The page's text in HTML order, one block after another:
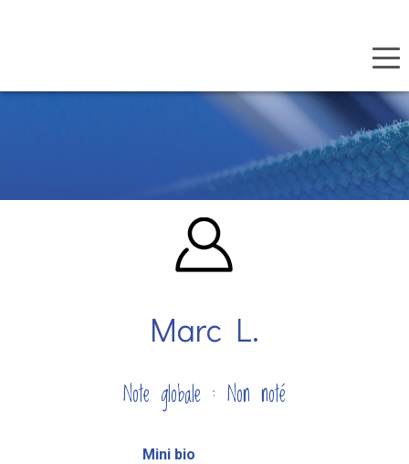
Marc L.
Note globale : Non noté
Mini bio